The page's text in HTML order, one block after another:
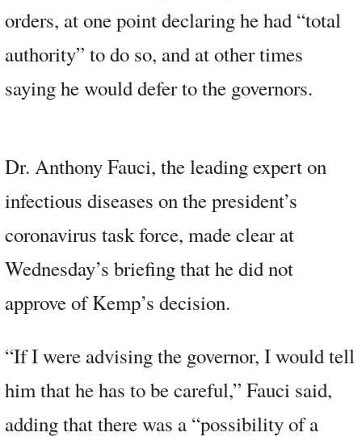
orders, at one point declaring he had “total
authority” to do so, and at other times
saying he would defer to the governors.
Dr. Anthony Fauci, the leading expert on
infectious diseases on the president’s
coronavirus task force, made clear at
Wednesday’s briefing that he did not
approve of Kemp’s decision.
“If I were advising the governor, I would tell
him that he has to be careful,” Fauci said,
adding that there was a “possibility of a